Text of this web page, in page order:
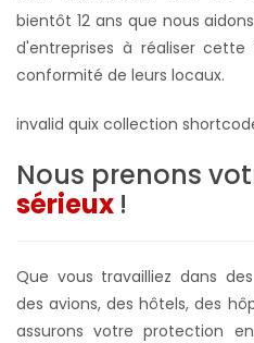
bientôt 12 ans que nous
d'entreprises à réaliser
conformité de leurs locaux.
invalid quix collection
Nous prenons
sérieux !
Que vous travailliez dans
des avions, des hôtels, des
assurons votre protection